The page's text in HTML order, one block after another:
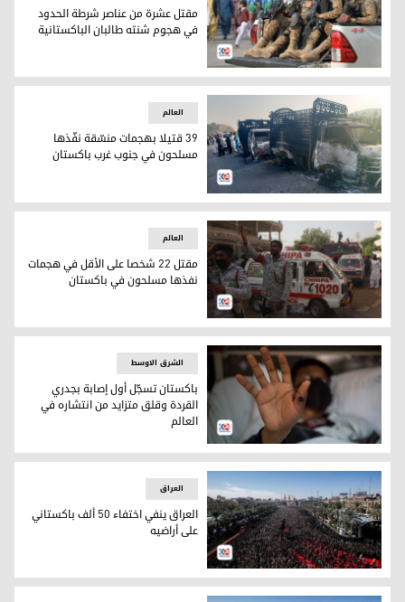
مقتل عشرة من عناصر شرطة الحدود في هجوم شنته طالبان
مقتل عشرة من عناصر شرطة الحدود
في هجوم شنته طالبان الباكستانية
39 قتيلا بهجمات منسّقة نفّذها مسلحون في جنوب غرب باكستان
العالم
39 قتيلا بهجمات منسّقة نفّذها
مسلحون في جنوب غرب باكستان
مقتل 22 شخصا على الأقل في هجمات نفذها مسلحون في باكستان
العالم
مقتل 22 شخصا على الأقل في هجمات
نفذها مسلحون في باكستان
باكستان تسجّل أول إصابة بجدري القردة وقلق متزايد من
الشرق الاوسط
باكستان تسجّل أول إصابة بجدري
القردة وقلق متزايد من انتشاره في
العالم
عاشوراء
العراق
العراق ينفي اختفاء 50 ألف باكستاني
على أراضيه